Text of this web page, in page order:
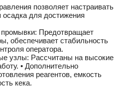
позволяет настраивать
осадка для достижения
промывки: Предотвращает
обеспечивает стабильность
оператора.
узлы: Рассчитаны на высокие
• Дополнительно
реагентов, емкость
кека.